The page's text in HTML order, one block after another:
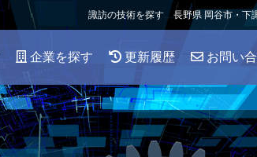
企業を探す 更新履歴 お問い
諏訪の技術を探す 長野県 岡谷市・下